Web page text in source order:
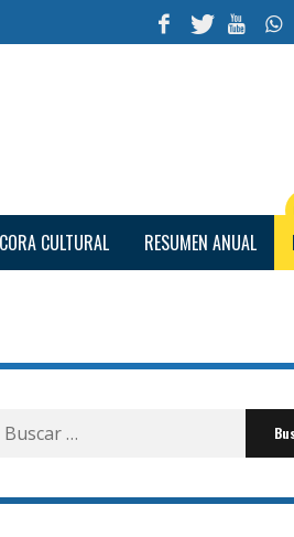
CULTURAL RESUMEN ANUAL
Buscar
por: